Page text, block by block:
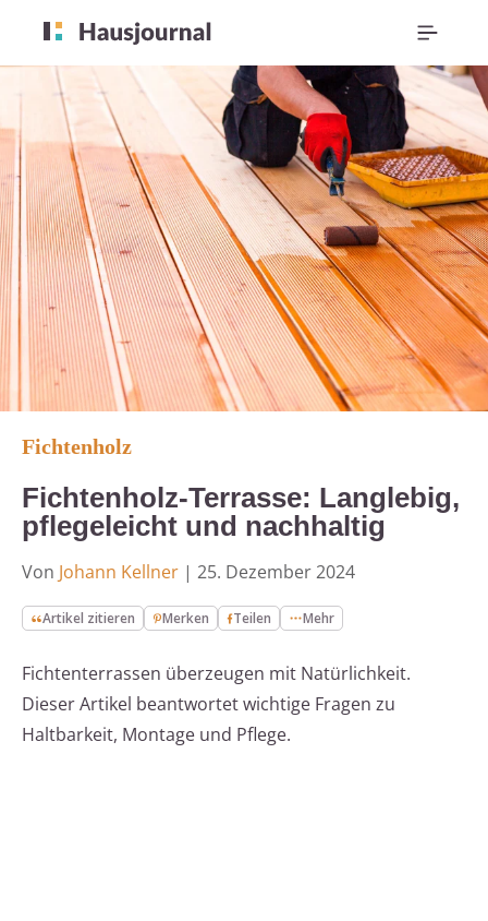
Fichtenholz
Fichtenholz-Terrasse: Langlebig,
pflegeleicht und nachhaltig
Von Johann Kellner | 25. Dezember 2024
Artikel zitieren Merken Teilen Mehr
Fichtenterrassen überzeugen mit Natürlichkeit.
Dieser Artikel beantwortet wichtige Fragen zu
Haltbarkeit, Montage und Pflege.